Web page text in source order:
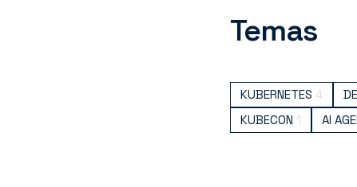
Temas
KUBERNETES 4
KUBECON 1 AI